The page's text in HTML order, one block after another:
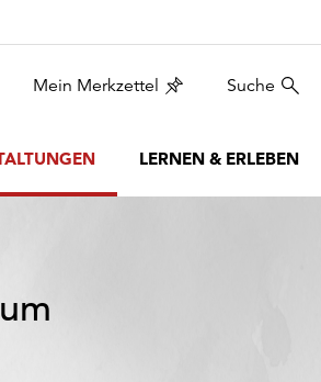
Mein Merkzettel Suche
LERNEN & ERLEBEN